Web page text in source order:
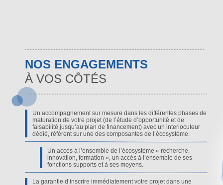
NOS ENGAGEMENTS
À VOS CÔTÉS
Un accompagnement sur mesure dans les différentes phases de
maturation de votre projet (de l’étude d’opportunité et de
faisabilité jusqu’au plan de financement) avec un interlocuteur
dédié, référent sur une des composantes de l’écosystème.
Un accès à l’ensemble de l’écosystème « recherche,
innovation, formation », un accès à l’ensemble de ses
fonctions supports et à ses moyens.
La garantie d’inscrire immédiatement votre projet dans une